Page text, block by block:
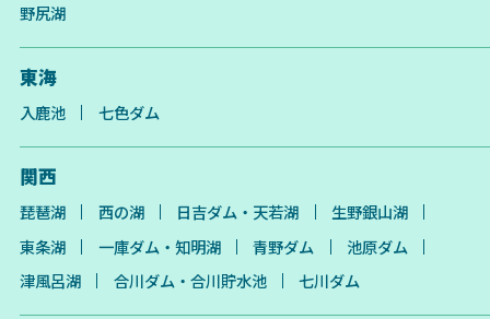
野尻湖
東海
入鹿池 七色ダム
関西
琵琶湖 西の湖 日吉ダム・天若湖
生野銀山湖
東条湖
一庫ダム・知明湖 青野ダム
池原ダム
津風呂湖
合川ダム・合川貯水池 七川ダム